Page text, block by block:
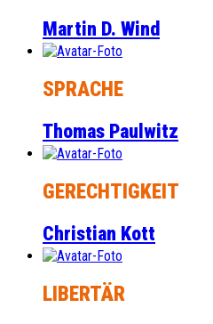
Martin D. Wind
SPRACHE
Thomas Paulwitz
GERECHTIGKEIT
Christian Kott
LIBERTÄR